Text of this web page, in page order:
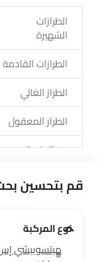
الطرازات
الشهيرة
الطرازات القادمة
الطراز الغالي
الطراز المعقول
Body Type
نوع الوقود
قم بتحسين
نوع المركبة
ميتسوبيشي